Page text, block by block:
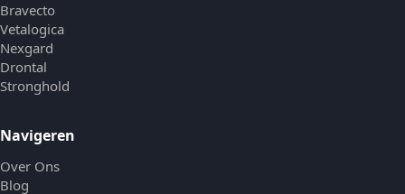
Bravecto
Vetalogica
Nexgard
Drontal
Stronghold
Navigeren
Over Ons
Blog